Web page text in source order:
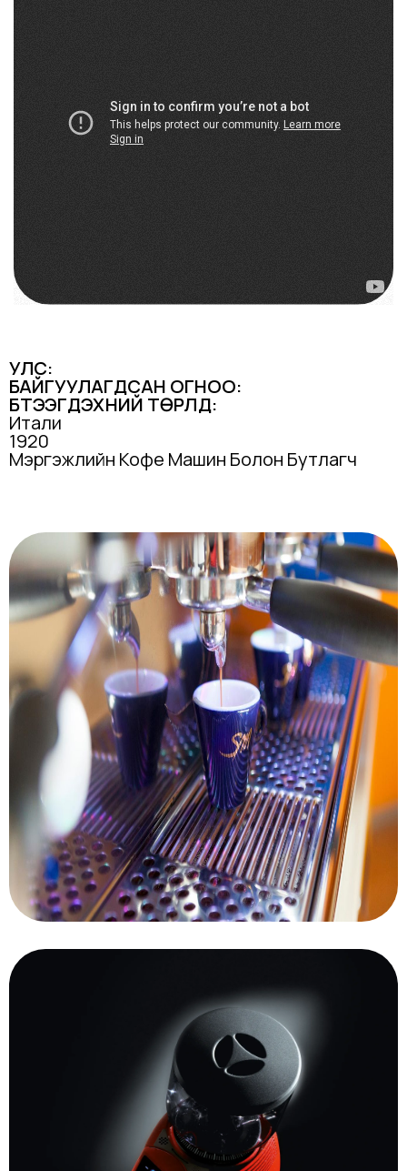
УЛС:
БАЙГУУЛАГДСАН ОГНОО:
БҮТЭЭГДЭХҮҮНИЙ ТӨРЛҮҮД:
Итали
1920
Мэргэжлийн Кофе Машин Болон Бутлагч